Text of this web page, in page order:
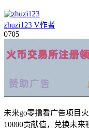
zhuzi123 V作者
0705
未来go零撸看广告项目
10000贡献值，兑换未